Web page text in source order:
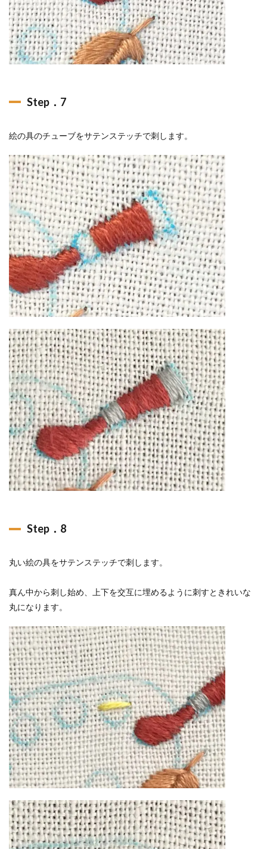
Step．7
絵の具のチューブをサテンステッチで刺します。
Step．8
丸い絵の具をサテンステッチで刺します。
真ん中から刺し始め、上下を交互に埋めるように刺すときれいな
丸になります。